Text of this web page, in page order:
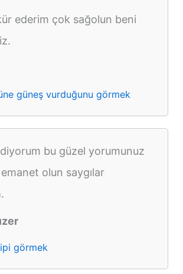
ederim çok sağolun beni
güneş vurduğunu görmek
bu güzel yorumunuz
olun saygılar
ipi görmek